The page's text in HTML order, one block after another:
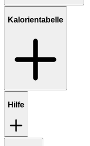
Kalorientabelle
Hilfe